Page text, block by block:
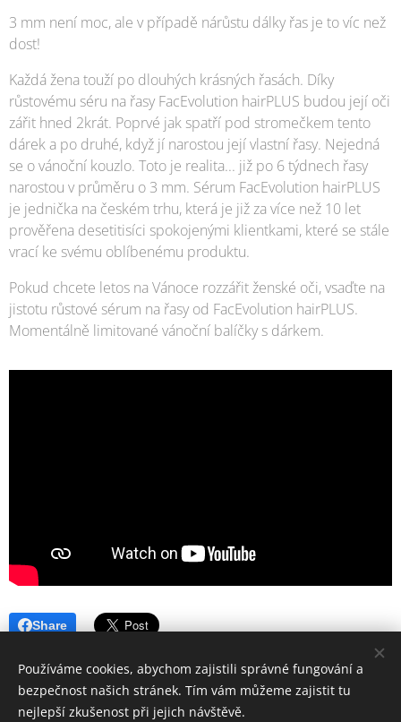
3 mm není moc, ale v případě nárůstu dálky řas je to víc než
dost!
Každá žena touží po dlouhých krásných řasách. Díky
růstovému séru na řasy FacEvolution hairPLUS budou její oči
zářit hned 2krát. Poprvé jak spatří pod stromečkem tento
dárek a po druhé, když jí narostou její vlastní řasy. Nejedná
se o vánoční kouzlo. Toto je realita... již po 6 týdnech řasy
narostou v průměru o 3 mm. Sérum FacEvolution hairPLUS
je jednička na českém trhu, která je již za více než 10 let
prověřena desetitisíci spokojenými klientkami, které se stále
vrací ke svému oblíbenému produktu.
Pokud chcete letos na Vánoce rozzářit ženské oči, vsaďte na
jistotu růstové sérum na řasy od FacEvolution hairPLUS.
Momentálně limitované vánoční balíčky s dárkem.
Share
Používáme cookies, abychom zajistili správné fungování a
bezpečnost našich stránek. Tím vám můžeme zajistit tu
nejlepší zkušenost při jejich návštěvě.